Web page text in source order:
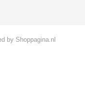
by Shoppagina.nl